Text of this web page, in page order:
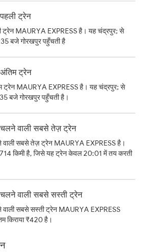
ट्रेन
ट्रेन MAURYA EXPRESS है। यह चंद्रपुर; से
बजे गोरखपुर पहुँचती है
ट्रेन
ट्रेन MAURYA EXPRESS है। यह चंद्रपुर; से
बजे गोरखपुर पहुँचती है।
वाली सबसे तेज़ ट्रेन
सबसे तेज़ ट्रेन MAURYA EXPRESS है।
किमी है, जिसे यह ट्रेन केवल 20:01 में तय करती
वाली सबसे सस्ती ट्रेन
सबसे सस्ती ट्रेन MAURYA EXPRESS
किराया ₹420 है।